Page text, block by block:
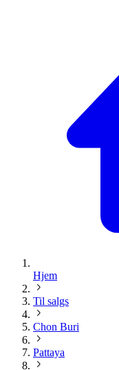
Hjem
Til salgs
Chon Buri
Pattaya